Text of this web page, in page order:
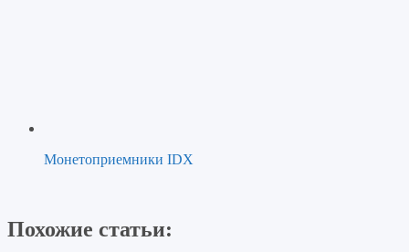
Монетоприемники IDX
Похожие статьи: